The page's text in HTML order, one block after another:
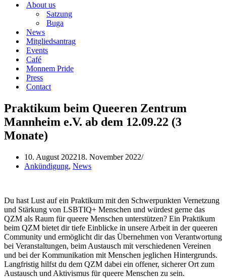
About us
Satzung
Buga
News
Mitgliedsantrag
Events
Café
Monnem Pride
Press
Contact
Praktikum beim Queeren Zentrum
Mannheim e.V. ab dem 12.09.22 (3
Monate)
10. August 202218. November 2022
Ankündigung, News
Du hast Lust auf ein Praktikum mit den Schwerpunkten Vernetzung
und Stärkung von LSBTIQ+ Menschen und würdest gerne das
QZM als Raum für queere Menschen unterstützen? Ein Praktikum
beim QZM bietet dir tiefe Einblicke in unsere Arbeit in der queeren
Community und ermöglicht dir das Übernehmen von Verantwortung
bei Veranstaltungen, beim Austausch mit verschiedenen Vereinen
und bei der Kommunikation mit Menschen jeglichen Hintergrunds.
Langfristig hilfst du dem QZM dabei ein offener, sicherer Ort zum
Austausch und Aktivismus für queere Menschen zu sein.